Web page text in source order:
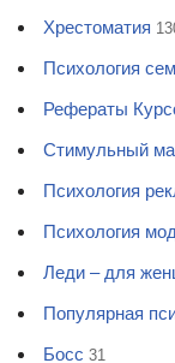
Хрестоматия
Психология
Рефераты
Стимульный
Психология
Психология
Леди – для
Популярная
Босс 31